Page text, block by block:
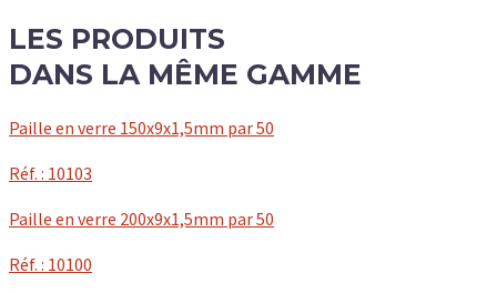
LES PRODUITS
DANS LA MÊME GAMME
Paille en verre 150x9x1,5mm par 50
Réf. : 10103
Paille en verre 200x9x1,5mm par 50
Réf. : 10100